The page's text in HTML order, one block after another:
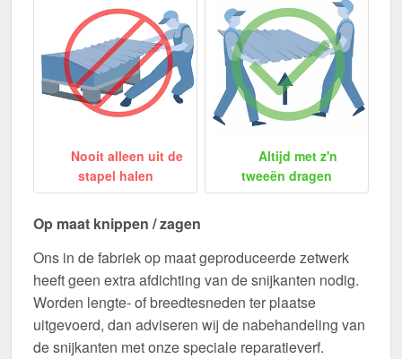
Nooit alleen uit de
stapel halen
Altijd met z'n
tweeën dragen
Op maat knippen / zagen
Ons in de fabriek op maat geproduceerde zetwerk
heeft geen extra afdichting van de snijkanten nodig.
Worden lengte- of breedtesneden ter plaatse
uitgevoerd, dan adviseren wij de nabehandeling van
de snijkanten met onze speciale reparatieverf.